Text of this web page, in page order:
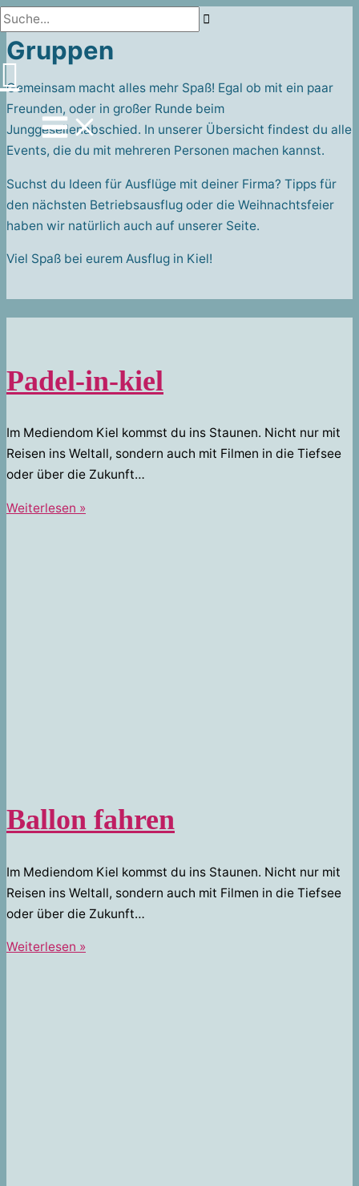
Zum
Inhalt
springen
Suche...
Gruppen
Gemeinsam macht alles mehr Spaß! Egal ob mit ein paar
Freunden, oder in großer Runde beim
Junggesellenabschied. In unserer Übersicht findest du alle
Events, die du mit mehreren Personen machen kannst.
Suchst du Ideen für Ausflüge mit deiner Firma? Tipps für
den nächsten Betriebsausflug oder die Weihnachtsfeier
haben wir natürlich auch auf unserer Seite.
Viel Spaß bei eurem Ausflug in Kiel!
Padel-in-kiel
Im Mediendom Kiel kommst du ins Staunen. Nicht nur mit
Reisen ins Weltall, sondern auch mit Filmen in die Tiefsee
oder über die Zukunft…
Padel-
Weiterlesen »
Ballon fahren
Im Mediendom Kiel kommst du ins Staunen. Nicht nur mit
Reisen ins Weltall, sondern auch mit Filmen in die Tiefsee
oder über die Zukunft…
Ballon
Weiterlesen »